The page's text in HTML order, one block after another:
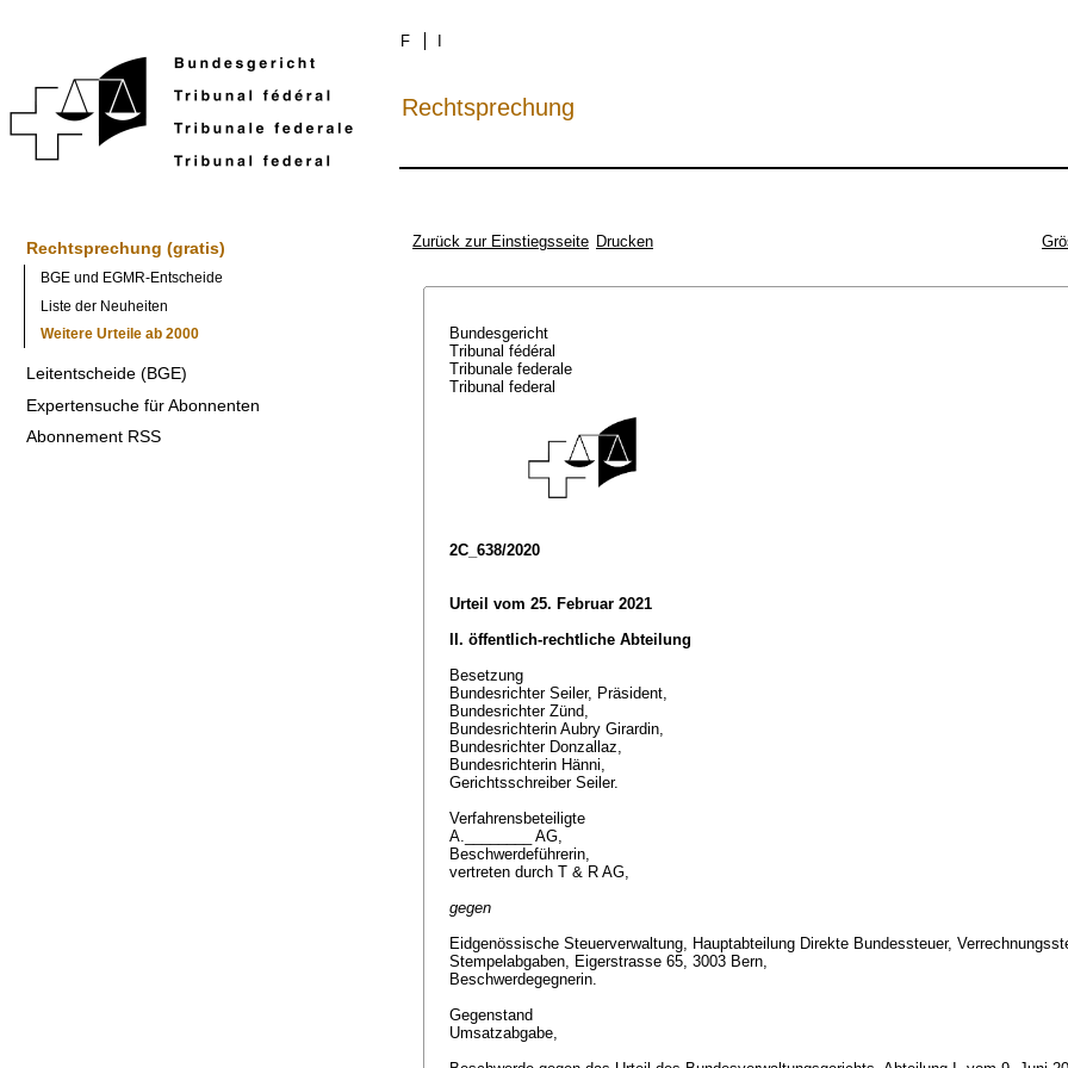
F
Rechtsprechung
Rechtsprechung (gratis)
BGE und EGMR-Entscheide
Liste der Neuheiten
Weitere Urteile ab 2000
Leitentscheide (BGE)
Expertensuche für Abonnenten
Abonnement RSS
Zurück zur Einstiegsseite Drucken
Bundesgericht
Tribunal fédéral
Tribunale federale
Tribunal federal
2C_638/2020
Urteil vom 25. Februar 2021
II. öffentlich-rechtliche Abteilung
Besetzung
Bundesrichter Seiler, Präsident,
Bundesrichter Zünd,
Bundesrichterin Aubry Girardin,
Bundesrichter Donzallaz,
Bundesrichterin Hänni,
Gerichtsschreiber Seiler.
Verfahrensbeteiligte
A.________ AG,
Beschwerdeführerin,
vertreten durch T & R AG,
gegen
Eidgenössische Steuerverwaltung, Hauptabteilung Direkte Bundessteuer,
Stempelabgaben, Eigerstrasse 65, 3003 Bern,
Beschwerdegegnerin.
Gegenstand
Umsatzabgabe,